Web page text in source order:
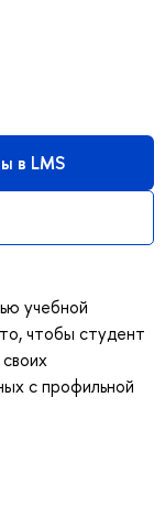
в LMS
учебной
чтобы студент
с профильной